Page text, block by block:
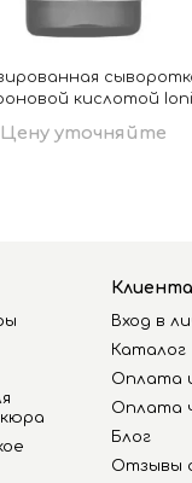
кислотой
Estesophy
Цену уточняйте
Вход в
Каталог
Оплата
Оплата
Блог
Отзывы